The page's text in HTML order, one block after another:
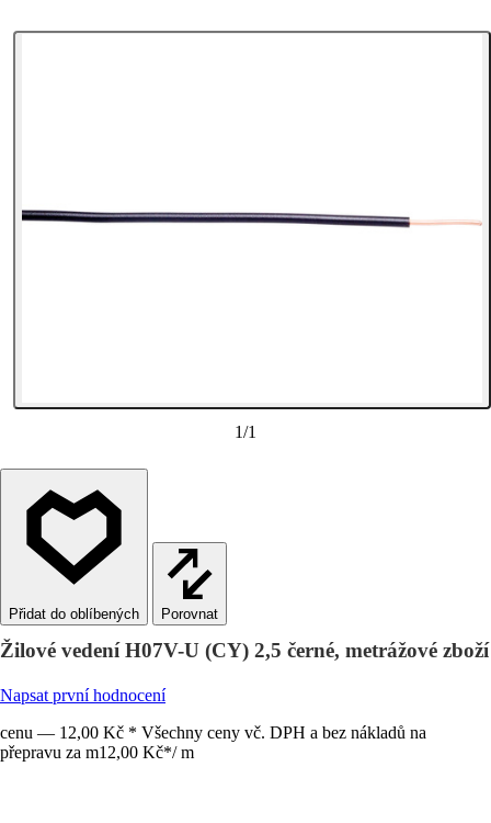
1/1
Porovnat
Žilové vedení H07V-U (CY) 2,5 černé, metrážové zboží
Napsat první hodnocení
cenu — 12,00 Kč * Všechny ceny vč. DPH a bez nákladů na
přepravu za m12,00 Kč*/ m